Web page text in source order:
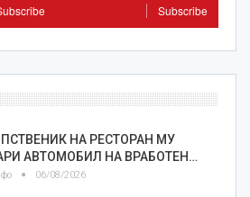
Subscribe
НА РЕСТОРАН МУ
АВТОМОБИЛ НА ВРАБОТЕН…
06/08/2026